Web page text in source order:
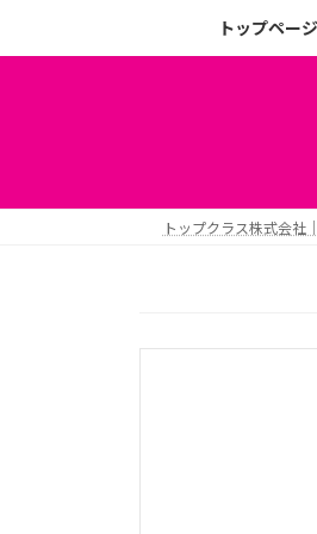
トップページ
トップクラス株式会社